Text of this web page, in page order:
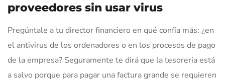
proveedores sin usar virus
Pregúntale a tu director financiero en qué confía más: ¿en
el antivirus de los ordenadores o en los procesos de pago
de la empresa? Seguramente te dirá que la tesorería está
a salvo porque para pagar una factura grande se requieren